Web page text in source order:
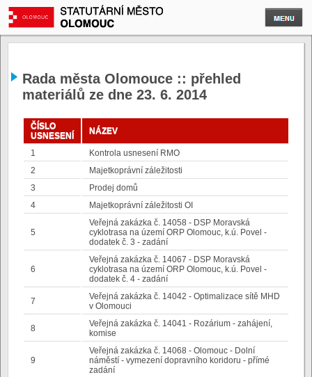
Rada města Olomouce :: přehled
materiálů ze dne 23. 6. 2014
ČÍSLO
USNESENÍ
NÁZEV
1
Kontrola usnesení RMO
2
Majetkoprávní záležitosti
3
Prodej domů
4
Majetkoprávní záležitosti OI
5
Veřejná zakázka č. 14058 - DSP Moravská
cyklotrasa na území ORP Olomouc, k.ú. Povel -
dodatek č. 3 - zadání
6
Veřejná zakázka č. 14067 - DSP Moravská
cyklotrasa na území ORP Olomouc, k.ú. Povel -
dodatek č. 4 - zadání
7
Veřejná zakázka č. 14042 - Optimalizace sítě MHD
v Olomouci
8
Veřejná zakázka č. 14041 - Rozárium - zahájení,
komise
9
Veřejná zakázka č. 14068 - Olomouc - Dolní
náměstí - vymezení dopravního koridoru - přímé
zadání